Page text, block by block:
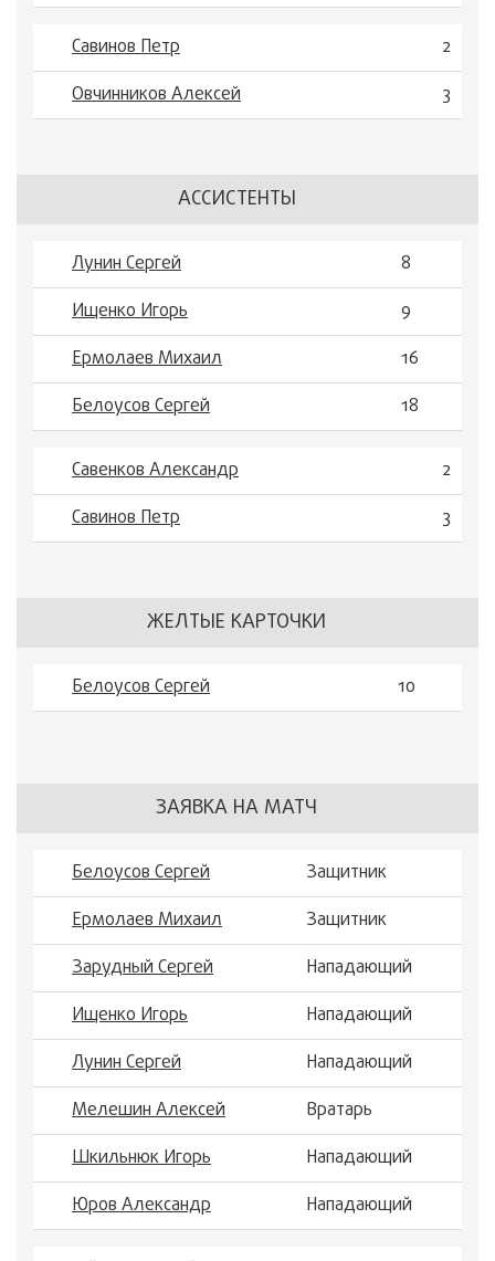
Савинов Петр
2
Овчинников Алексей
3
АССИСТЕНТЫ
Лунин Сергей
8
Ищенко Игорь
9
Ермолаев Михаил
16
Белоусов Сергей
18
Савенков Александр
2
Савинов Петр
3
ЖЕЛТЫЕ КАРТОЧКИ
Белоусов Сергей 10
ЗАЯВКА НА МАТЧ
Белоусов Сергей
Защитник
Ермолаев Михаил
Защитник
Зарудный Сергей
Нападающий
Ищенко Игорь
Нападающий
Лунин Сергей
Нападающий
Мелешин Алексей
Вратарь
Шкильнюк Игорь
Нападающий
Юров Александр
Нападающий